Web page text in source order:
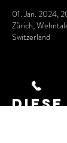
01. Jan. 2024,
Zürich,
Switzerland
Diese